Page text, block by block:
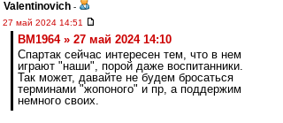
Valentinovich -
27 май 2024 14:51
BM1964 » 27 май 2024 14:10
Спартак сейчас интересен тем, что в нем
играют "наши", порой даже воспитанники.
Так может, давайте не будем бросаться
терминами "жопоного" и пр, а поддержим
немного своих.